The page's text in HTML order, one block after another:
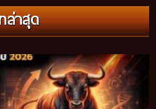
ล่าสุด
ดั้งเดิมที่สืบทอดผ่านภูมิปัญญา